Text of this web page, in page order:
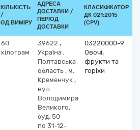
КІЛЬКІСТЬ
/
ОД.ВИМІРУ
АДРЕСА
ДОСТАВКИ /
ПЕРІОД
ДОСТАВКИ
КЛАСИФІКАТОР
ДК 021:2015
(CPV)
60
кілограм
39622 ,
Україна ,
Полтавська
область , м.
Кременчук ,
вул.
Володимира
Великого,
буд. 50
по 31-12-
03220000-9
Овочі,
фрукти та
горіхи